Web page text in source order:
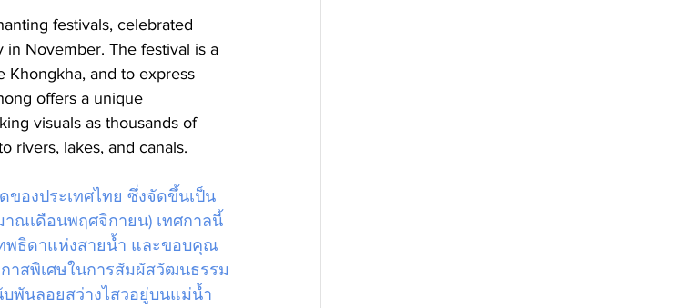
November. The festival is a
Khongkha, and to express
offers a unique
visuals as thousands of
rivers, lakes, and canals.
ของประเทศไทย ซึ่งจัดขึ้นเป็น
ณเดือนพฤศจิกายน) เทศกาลนี้
พธิดาแห่งสายน้ำ และขอบคุณ
าสพิเศษในการสัมผัสวัฒนธรรม
พันลอยสว่างไสวอยู่บนแม่น้ำ